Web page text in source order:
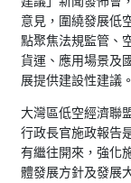
意見，圍繞發展低
點聚焦法規監管、
貨運、應用場景及
展提供建設性建議。
大灣區低空經濟聯
行政長官施政報告
有繼往開來，強化
體發展方針及發展